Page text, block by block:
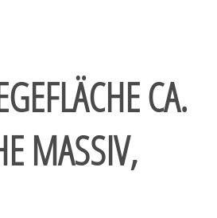
CA.
MASSIV,